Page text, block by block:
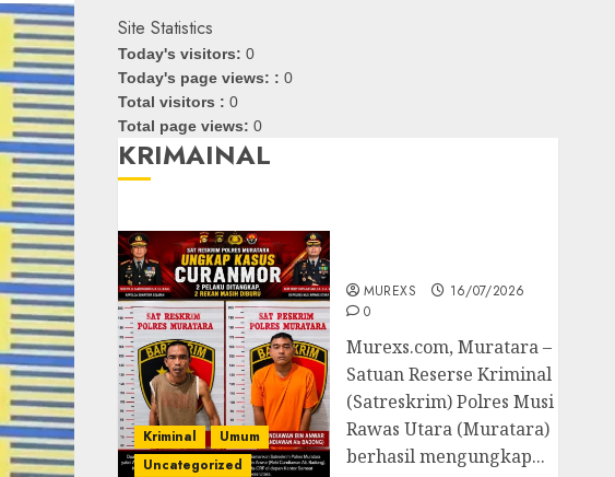
Site Statistics
Today's visitors: 0
Today's page views: : 0
Total visitors : 0
Total page views: 0
KRIMAINAL
Kriminal
Umum
Uncategorized
MUREXS
16/07/2026
0
Murexs.com, Muratara –
Satuan Reserse Kriminal
(Satreskrim) Polres Musi
Rawas Utara (Muratara)
berhasil mengungkap...